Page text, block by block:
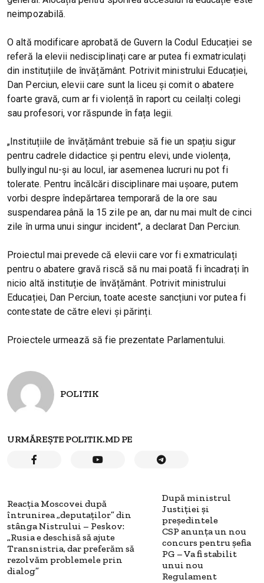
neimpozabilă.
O altă modificare aprobată de Guvern la Codul Educației se
referă la elevii nedisciplinați care ar putea fi exmatriculați
din instituțiile de învățământ. Potrivit ministrului Educației,
Dan Perciun, elevii care sunt la liceu și comit o abatere
foarte gravă, cum ar fi violență în raport cu ceilalți colegi
sau profesori, vor răspunde în fața legii.
„Instituțiile de învățământ trebuie să fie un spațiu sigur
pentru cadrele didactice și pentru elevi, unde violența,
bullyingul nu-și au locul, iar asemenea lucruri nu pot fi
tolerate. Pentru încălcări disciplinare mai ușoare, putem
vorbi despre îndepărtarea temporară de la ore sau
suspendarea până la 15 zile pe an, dar nu mai mult de cinci
zile în urma unui singur incident”, a declarat Dan Perciun.
Proiectul mai prevede că elevii care vor fi exmatriculați
pentru o abatere gravă riscă să nu mai poată fi încadrați în
nicio altă instituție de învățământ. Potrivit ministrului
Educației, Dan Perciun, toate aceste sancțiuni vor putea fi
contestate de către elevi și părinți.
Proiectele urmează să fie prezentate Parlamentului.
POLITIK
URMĂREȘTE POLITIK.MD PE
Reacția Moscovei după
întrunirea „deputaţilor” din
stânga Nistrului – Peskov:
„Rusia e deschisă să ajute
Transnistria, dar preferăm să
rezolvăm problemele prin
dialog”
După ministrul
Justiției și
președintele
CSP anunța un nou
concurs pentru șefia
PG – Va fi stabilit
unui nou
Regulament